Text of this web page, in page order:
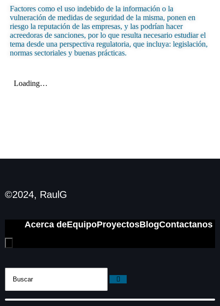
Factores como el uso indebido de la información o la
vulneración de medidas de seguridad de la misma, ponen en
riesgo la reputación de las empresas, y las podrían hacer
acreedoras de sanciones, por lo que resulta necesario estudiar el
tema desde una perspectiva regulatoria, que incluya: legislación,
normas sectoriales y buenas prácticas.
©2024, RaulG
Acerca deEquipoProyectosBlogContactanos
Toggle